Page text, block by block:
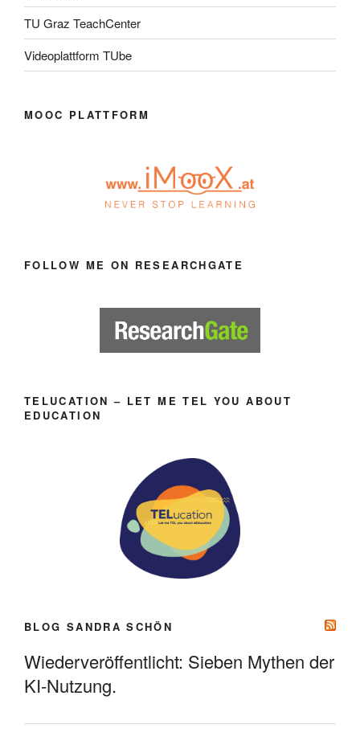
TU Graz TeachCenter
Videoplattform TUbe
MOOC PLATTFORM
FOLLOW ME ON RESEARCHGATE
TELUCATION – LET ME TEL YOU ABOUT
EDUCATION
BLOG SANDRA SCHÖN
Wiederveröffentlicht: Sieben Mythen der
KI-Nutzung.